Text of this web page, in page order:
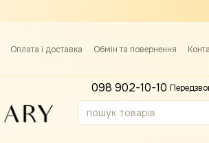
Оплата і доставка Обмін та повернення
098 902-10-10